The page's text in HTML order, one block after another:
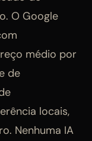
O Google
médio por
de
locais,
Nenhuma IA